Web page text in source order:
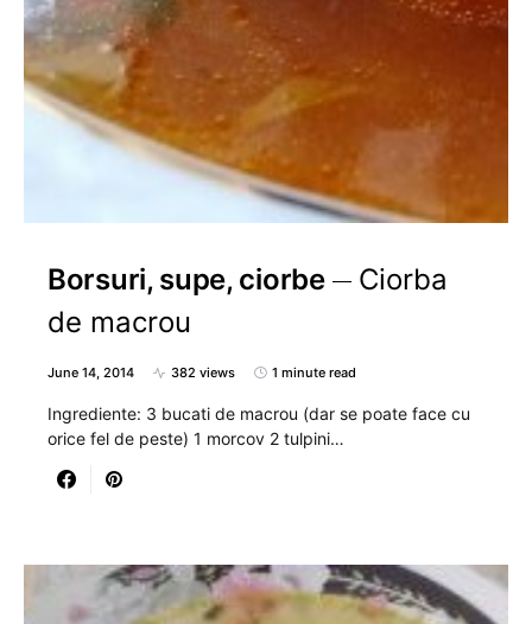
Borsuri, supe, ciorbe
Ciorba
de macrou
June 14, 2014 382 views 1 minute read
Ingrediente: 3 bucati de macrou (dar se poate face cu
orice fel de peste) 1 morcov 2 tulpini…